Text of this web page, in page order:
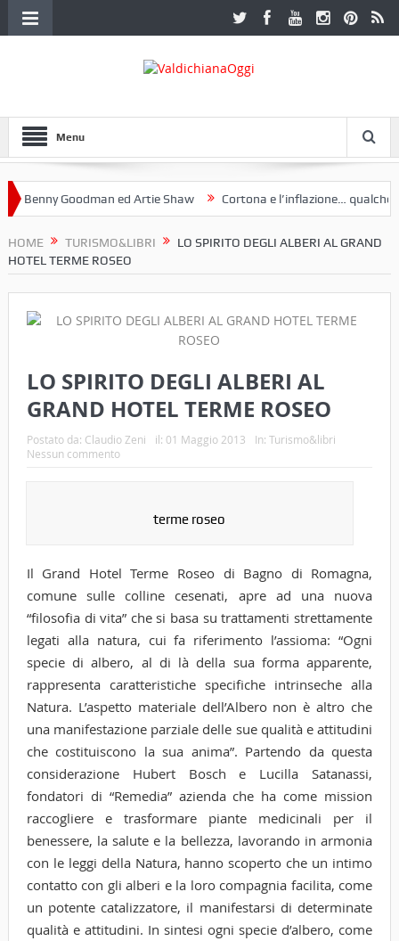
Menu
Goodman ed Artie Shaw Cortona e l’inflazione… qualche
HOME TURISMO&LIBRI
LO SPIRITO DEGLI ALBERI AL GRAND
HOTEL TERME ROSEO
LO SPIRITO DEGLI ALBERI AL
GRAND HOTEL TERME ROSEO
Postato da: Claudio Zeni il: 01 Maggio 2013 In: Turismo&libri
Nessun commento
terme roseo
Il Grand Hotel Terme Roseo di Bagno di Romagna,
comune sulle colline cesenati, apre ad una nuova
“filosofia di vita” che si basa su trattamenti strettamente
legati alla natura, cui fa riferimento l’assioma: “Ogni
specie di albero, al di là della sua forma apparente,
rappresenta caratteristiche specifiche intrinseche alla
Natura. L’aspetto materiale dell’Albero non è altro che
una manifestazione parziale delle sue qualità e attitudini
che costituiscono la sua anima”. Partendo da questa
considerazione Hubert Bosch e Lucilla Satanassi,
fondatori di “Remedia” azienda che ha come mission
raccogliere e trasformare piante medicinali per il
benessere, la salute e la bellezza, lavorando in armonia
con le leggi della Natura, hanno scoperto che un intimo
contatto con gli alberi e la loro compagnia facilita, come
un potente catalizzatore, il manifestarsi di determinate
qualità e attitudini. In sintesi ogni specie d’albero, come